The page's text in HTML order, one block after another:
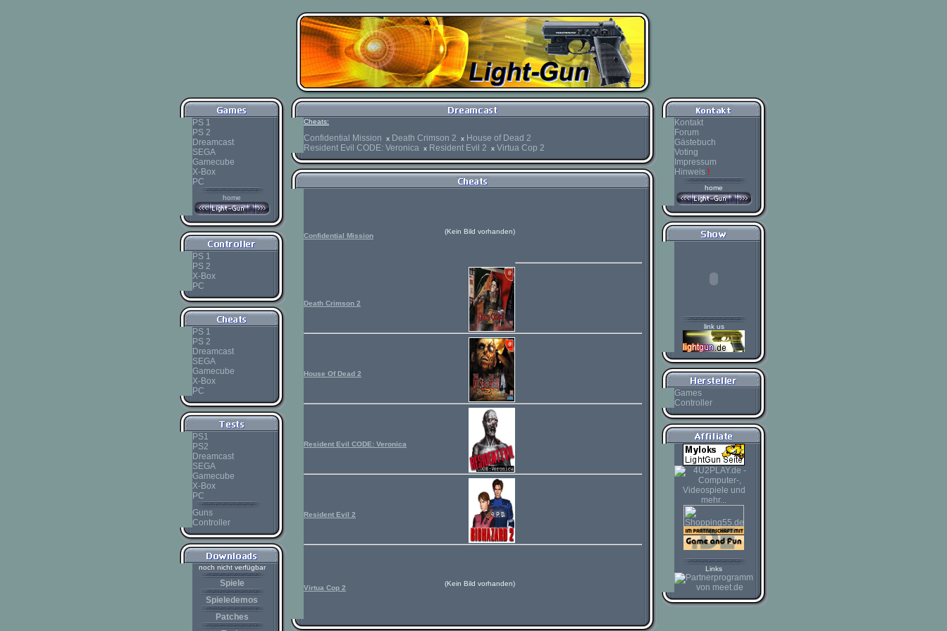
PS 1
PS 2
Dreamcast
SEGA
Gamecube
X-Box
PC
home
PS 1
PS 2
X-Box
PC
PS 1
PS 2
Dreamcast
SEGA
Gamecube
X-Box
PC
PS1
PS2
Dreamcast
SEGA
Gamecube
X-Box
PC
Guns
Controller
noch nicht verfügbar
Spiele
Spieledemos
Patches
Cheats:
Confidential Mission x Death Crimson 2 x House of Dead 2
Resident Evil CODE: Veronica x Resident Evil 2 x Virtua Cop 2
Confidential Mission
(Kein Bild vorhanden)
Death Crimson 2
House Of Dead 2
Resident Evil CODE: Veronica
Resident Evil 2
Virtua Cop 2
(Kein Bild vorhanden)
Kontakt
Forum
Gästebuch
Voting
Impressum
Hinweis !
home
link us
Games
Controller
Links